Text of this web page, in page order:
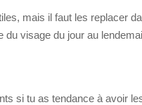
mais il faut les replacer
visage du jour au
si tu as tendance à avoir